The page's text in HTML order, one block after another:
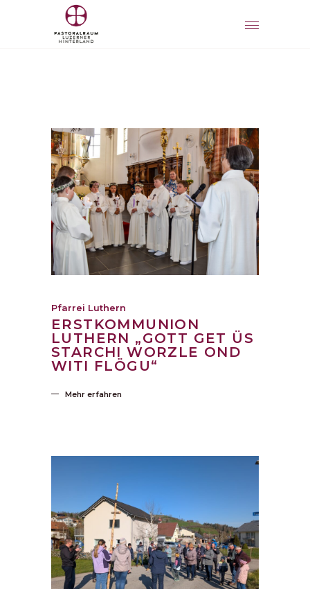
Pfarrei Luthern
ERSTKOMMUNION
LUTHERN „GOTT GET ÜS
STARCHI WORZLE OND
WITI FLÖGU“
Mehr erfahren